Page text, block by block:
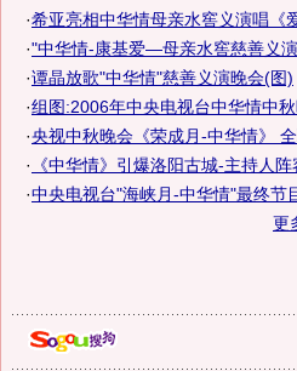
·希亚亮相中华情母亲水窖义演唱《
·"中华情-康基爱—母亲水窖慈善义
·谭晶放歌"中华情"慈善义演晚会(图)
·组图:2006年中央电视台中华情中
·央视中秋晚会《荣成月-中华情》
· 《中华情》引爆洛阳古城-主持人
·中央电视台"海峡月-中华情"最终节
更